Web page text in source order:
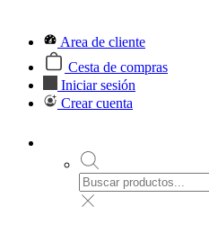
Area de cliente
Cesta de compras
Iniciar sesión
Crear cuenta